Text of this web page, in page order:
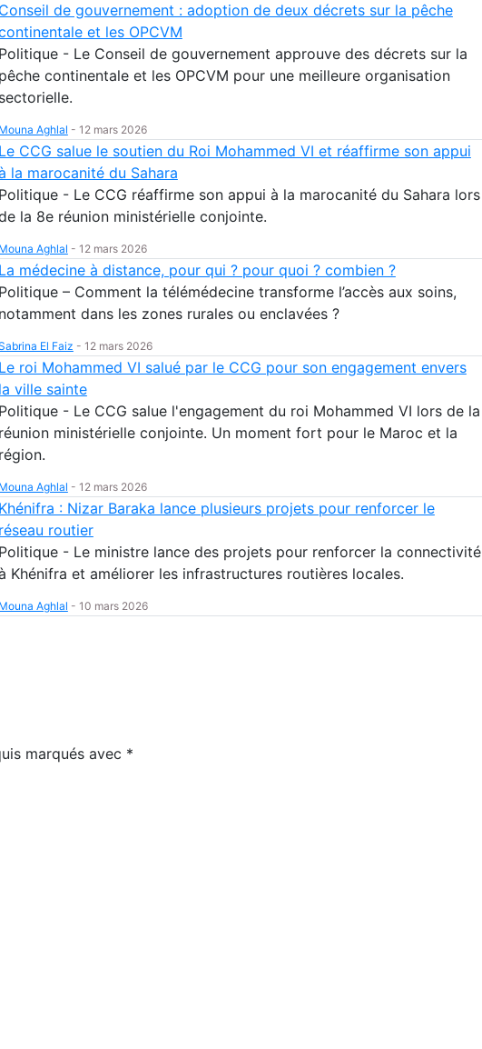
Conseil de gouvernement : adoption de deux décrets sur la pêche
et les OPCVM
Politique - Le Conseil de gouvernement approuve des décrets sur la
pêche continentale et les OPCVM pour une meilleure organisation
sectorielle.
Mouna Aghlal - 12 mars 2026
Le CCG salue le soutien du Roi Mohammed VI et réaffirme son appui
la marocanité du Sahara
Politique - Le CCG réaffirme son appui à la marocanité du Sahara lors
la 8e réunion ministérielle conjointe.
Mouna Aghlal - 12 mars 2026
La médecine à distance, pour qui ? pour quoi ? combien ?
Politique – Comment la télémédecine transforme l’accès aux soins,
notamment dans les zones rurales ou enclavées ?
El Faiz - 12 mars 2026
Le roi Mohammed VI salué par le CCG pour son engagement envers
la ville sainte
Politique - Le CCG salue l'engagement du roi Mohammed VI lors de la
réunion ministérielle conjointe. Un moment fort pour le Maroc et la
région.
Mouna Aghlal - 12 mars 2026
Khénifra : Nizar Baraka lance plusieurs projets pour renforcer le
réseau routier
Politique - Le ministre lance des projets pour renforcer la connectivité
Khénifra et améliorer les infrastructures routières locales.
Mouna Aghlal - 10 mars 2026
marqués avec *